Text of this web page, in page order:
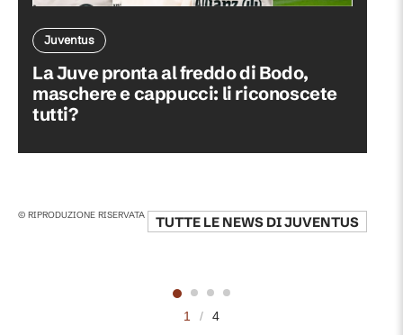
Juventus
La Juve pronta al freddo di Bodo,
maschere e cappucci: li riconoscete
tutti?
© RIPRODUZIONE RISERVATA TUTTE LE NEWS DIJUVENTUS
1 / 4